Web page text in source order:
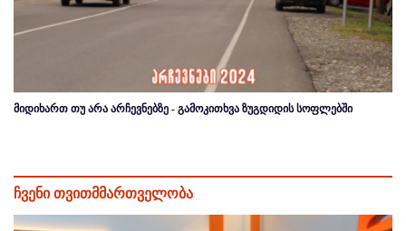
მიდიხართ თუ არა არჩევნებზე - გამოკითხვა ზუგდიდის სოფლებში
ჩვენი თვითმმართველობა